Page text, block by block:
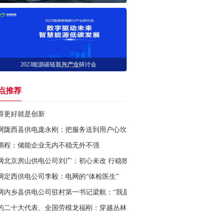
2023能源碳链新兴产业研讨会
推荐
更好就是创新
陇西县供电庞永刚：把服务送到用户心坎上
程：储能企业无内不稳无外不强
北京房山供电公司刘广：初心未改 行稳致远
定西供电公司李毅：电网的“体检医生”
内乡县供电公司驻村第一书记梁航：“我是这个村里的人”
二十大代表、全国劳模龙福刚：穿越丛林巡线 守护万家灯火